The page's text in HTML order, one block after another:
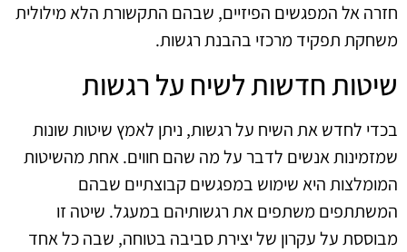
חזרה אל המפגשים הפיזיים, שבהם התקשורת הלא מילולית
משחקת תפקיד מרכזי בהבנת רגשות.
שיטות חדשות לשיח על רגשות
בכדי לחדש את השיח על רגשות, ניתן לאמץ שיטות שונות
שמזמינות אנשים לדבר על מה שהם חווים. אחת מהשיטות
המומלצות היא שימוש במפגשים קבוצתיים שבהם
המשתתפים משתפים את רגשותיהם במעגל. שיטה זו
מבוססת על עקרון של יצירת סביבה בטוחה, שבה כל אחד